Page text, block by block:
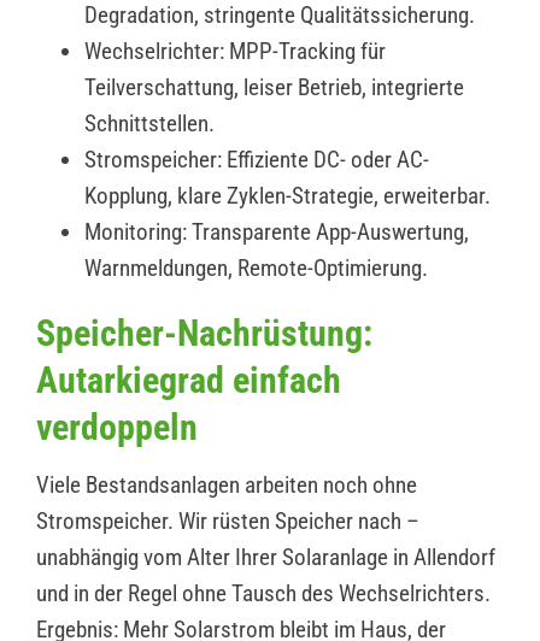
Degradation, stringente Qualitätssicherung.
Wechselrichter: MPP-Tracking für
Teilverschattung, leiser Betrieb, integrierte
Schnittstellen.
Stromspeicher: Effiziente DC- oder AC-
Kopplung, klare Zyklen-Strategie, erweiterbar.
Monitoring: Transparente App-Auswertung,
Warnmeldungen, Remote-Optimierung.
Speicher-Nachrüstung:
Autarkiegrad einfach
verdoppeln
Viele Bestandsanlagen arbeiten noch ohne
Stromspeicher. Wir rüsten Speicher nach –
unabhängig vom Alter Ihrer Solaranlage in Allendorf
und in der Regel ohne Tausch des Wechselrichters.
Ergebnis: Mehr Solarstrom bleibt im Haus, der